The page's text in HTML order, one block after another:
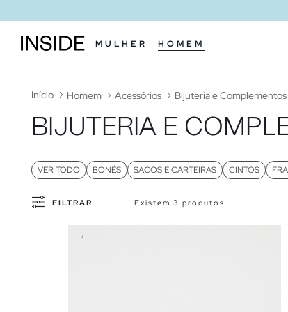
MULHER HOMEM
Início Homem Acessórios Bijuteria e Complementos
BIJUTERIA E
VER TODO BONÉS SACOS E CARTEIRAS CINTOS
FILTRAR Existem 3 produtos.